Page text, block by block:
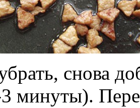
снова
минуты).